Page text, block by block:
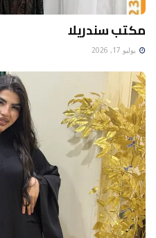
مكتب سندريلا
يوليو 17, 2026